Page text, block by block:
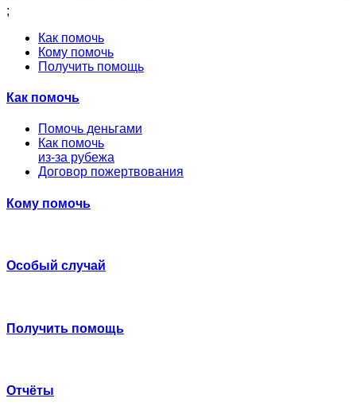
;
Как помочь
Кому помочь
Получить помощь
Как помочь
Помочь деньгами
Как помочь
из-за рубежа
Договор пожертвования
Кому помочь
Особый случай
Получить помощь
Отчёты